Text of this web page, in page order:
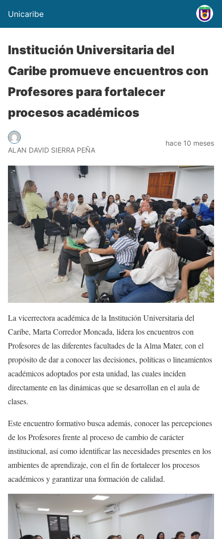
Unicaribe
Institución Universitaria del
Caribe promueve encuentros con
Profesores para fortalecer
procesos académicos
ALAN DAVID SIERRA PEÑA
hace 10 meses
La vicerrectora académica de la Institución Universitaria del
Caribe, Marta Corredor Moncada, lidera los encuentros con
Profesores de las diferentes facultades de la Alma Mater, con el
propósito de dar a conocer las decisiones, políticas o lineamientos
académicos adoptados por esta unidad, las cuales inciden
directamente en las dinámicas que se desarrollan en el aula de
clases.
Este encuentro formativo busca además, conocer las percepciones
de los Profesores frente al proceso de cambio de carácter
institucional, así como identificar las necesidades presentes en los
ambientes de aprendizaje, con el fin de fortalecer los procesos
académicos y garantizar una formación de calidad.